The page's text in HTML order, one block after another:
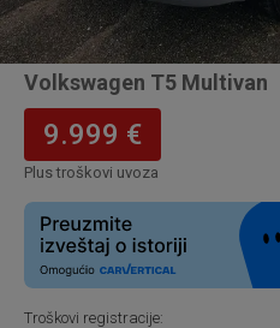
Volkswagen T5 Multivan
9.999 €
Plus troškovi uvoza
Troškovi registracije: